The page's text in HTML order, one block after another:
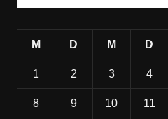
M D M D
1 2 3 4
8 9 10 11